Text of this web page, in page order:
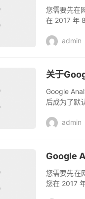
您需要先在
在 2017 年
admin
关于
Google
后成为了默
admin
Google
您需要先在
您在 2017